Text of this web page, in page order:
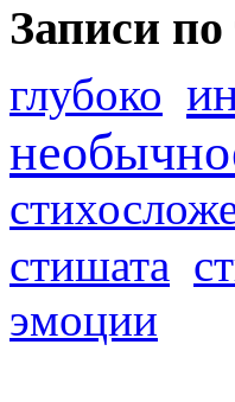
Записи по
глубоко
стишата
эмоции